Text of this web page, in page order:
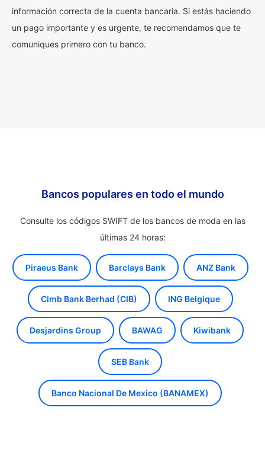
información correcta de la cuenta bancaria. Si estás haciendo
un pago importante y es urgente, te recomendamos que te
comuniques primero con tu banco.
Bancos populares en todo el mundo
Consulte los códigos SWIFT de los bancos de moda en las
últimas 24 horas:
Piraeus Bank Barclays Bank ANZ Bank
Cimb Bank Berhad (CIB) ING Belgique
Desjardins Group BAWAG Kiwibank
SEB Bank
Banco Nacional De Mexico (BANAMEX)